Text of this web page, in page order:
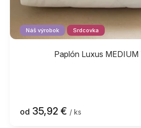
Náš výrobok Srdcovka
Paplón Luxus MEDIUM
je
od 35,92 € / ks